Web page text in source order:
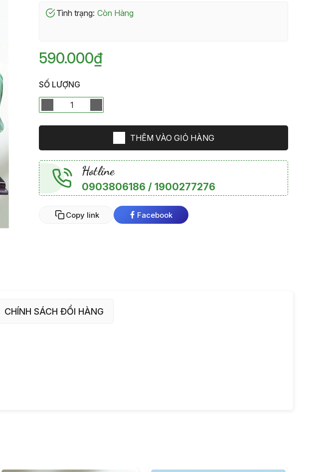
Tình trạng: Còn Hàng
590.000₫
SỐ LƯỢNG
THÊM VÀO GIỎ HÀNG
Hotline
0903806186 / 1900277276
Copy link Facebook
CHÍNH SÁCH ĐỔI HÀNG